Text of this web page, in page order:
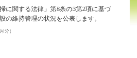
に関する法律」第8条の3第2項に基づ
の維持管理の状況を公表します。
分）